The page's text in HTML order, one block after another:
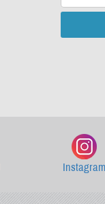
Instagram